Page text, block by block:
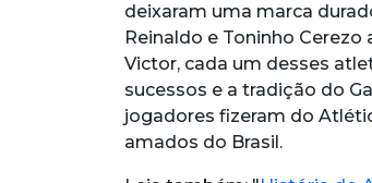
deixaram uma marca
Reinaldo e Toninho
Victor, cada um desses
sucessos e a tradição do
jogadores fizeram do
amados do Brasil.